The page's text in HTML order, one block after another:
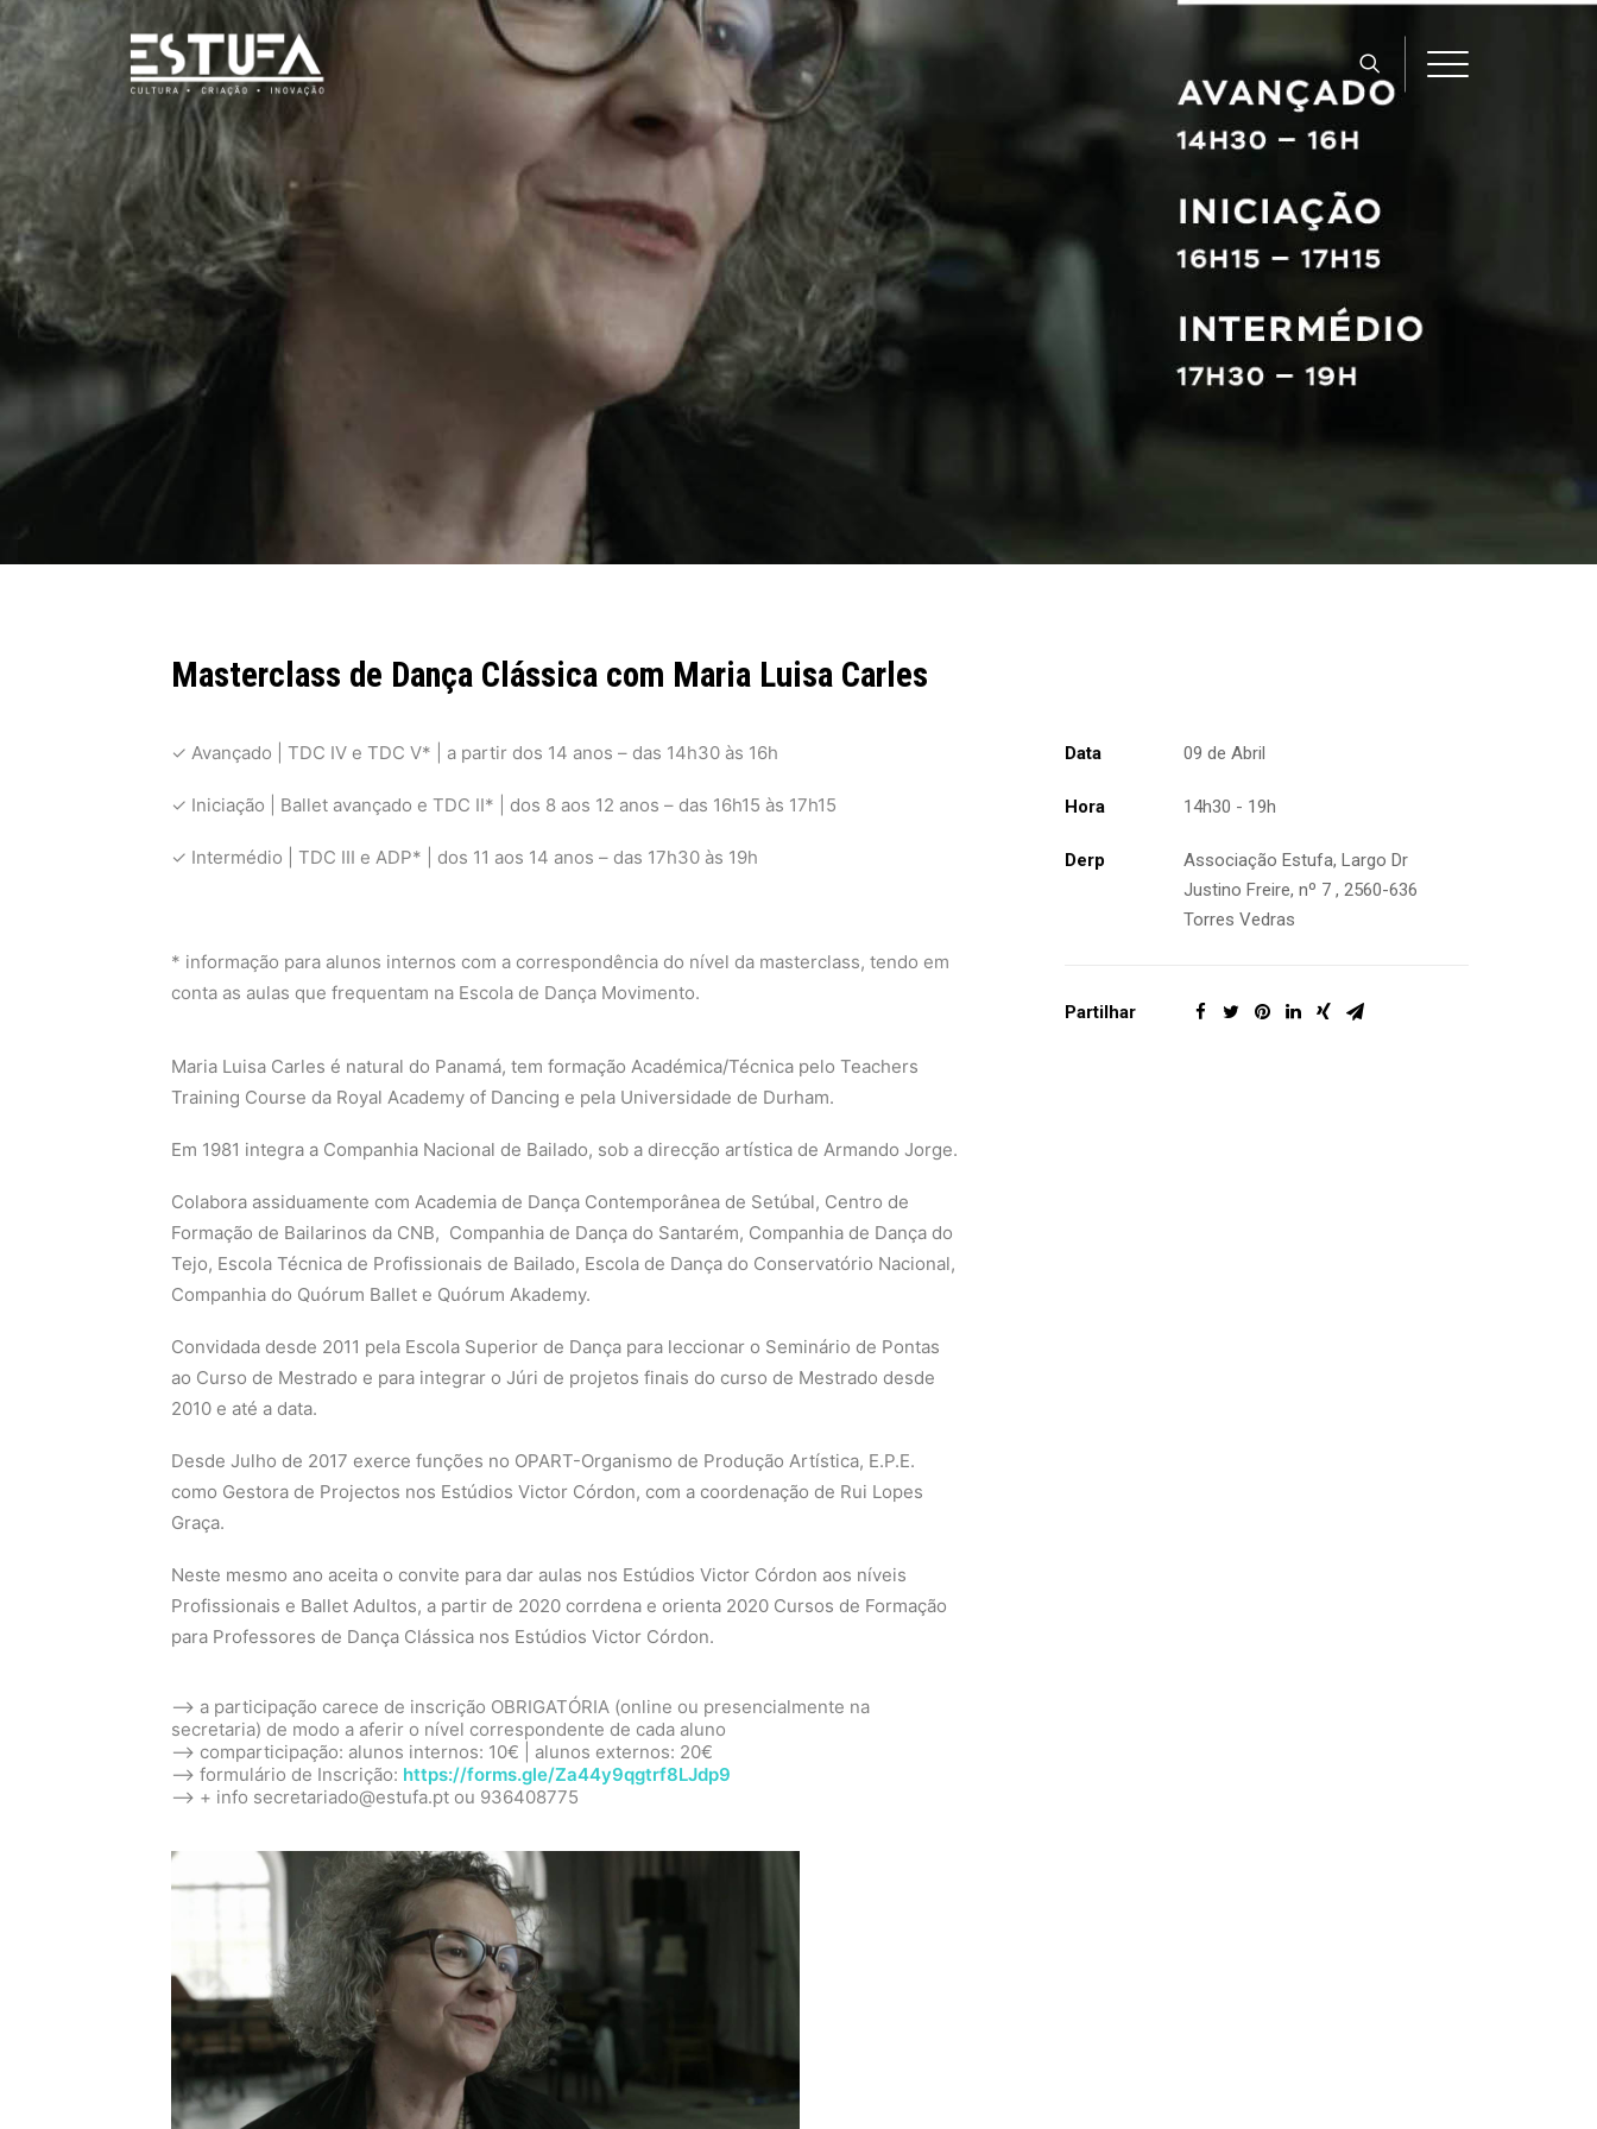
Masterclass de Dança Clássica com Maria Luisa Carles
✓ Avançado | TDC IV e TDC V* | a partir dos 14 anos – das 14h30 às 16h
✓ Iniciação | Ballet avançado e TDC II* | dos 8 aos 12 anos – das 16h15 às 17h15
✓ Intermédio | TDC III e ADP* | dos 11 aos 14 anos – das 17h30 às 19h
* informação para alunos internos com a correspondência do nível da masterclass, tendo em
conta as aulas que frequentam na Escola de Dança Movimento.
Maria Luisa Carles é natural do Panamá, tem formação Académica/Técnica pelo Teachers
Training Course da Royal Academy of Dancing e pela Universidade de Durham.
Em 1981 integra a Companhia Nacional de Bailado, sob a direcção artística de Armando Jorge.
Colabora assiduamente com Academia de Dança Contemporânea de Setúbal, Centro de
Formação de Bailarinos da CNB, Companhia de Dança do Santarém, Companhia de Dança do
Tejo, Escola Técnica de Profissionais de Bailado, Escola de Dança do Conservatório Nacional,
Companhia do Quórum Ballet e Quórum Akademy.
Convidada desde 2011 pela Escola Superior de Dança para leccionar o Seminário de Pontas
ao Curso de Mestrado e para integrar o Júri de projetos finais do curso de Mestrado desde
2010 e até a data.
Desde Julho de 2017 exerce funções no OPART-Organismo de Produção Artística, E.P.E.
como Gestora de Projectos nos Estúdios Victor Córdon, com a coordenação de Rui Lopes
Graça.
Neste mesmo ano aceita o convite para dar aulas nos Estúdios Victor Córdon aos níveis
Profissionais e Ballet Adultos, a partir de 2020 corrdena e orienta 2020 Cursos de Formação
para Professores de Dança Clássica nos Estúdios Victor Córdon.
–> a participação carece de inscrição OBRIGATÓRIA (online ou presencialmente na
secretaria) de modo a aferir o nível correspondente de cada aluno
–> comparticipação: alunos internos: 10€ | alunos externos: 20€
–> formulário de Inscrição: https://forms.gle/Za44y9qgtrf8LJdp9
–> + info secretariado@estufa.pt ou 936408775
Data 09 de Abril
Hora 14h30 - 19h
Derp
Associação Estufa, Largo Dr
Justino Freire, nº 7 , 2560-636
Torres Vedras
Partilhar